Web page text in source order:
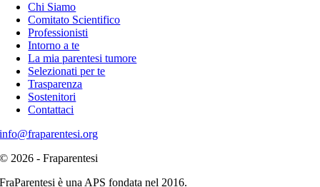
Chi Siamo
Comitato Scientifico
Professionisti
Intorno a te
La mia parentesi tumore
Selezionati per te
Trasparenza
Sostenitori
Contattaci
info@fraparentesi.org
© 2026 - Fraparentesi
FraParentesi è una APS fondata nel 2016.